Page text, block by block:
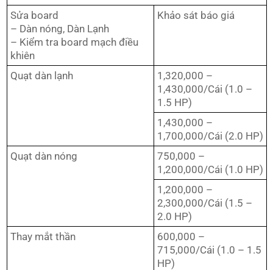
Sửa board
– Dàn nóng, Dàn Lạnh
– Kiểm tra board mạch điều
khiên
Khảo sát báo giá
Quạt dàn lạnh
1,320,000 –
1,430,000/Cái (1.0 –
1.5 HP)
1,430,000 –
1,700,000/Cái (2.0 HP)
Quạt dàn nóng
750,000 –
1,200,000/Cái (1.0 HP)
1,200,000 –
2,300,000/Cái (1.5 –
2.0 HP)
Thay mắt thần
600,000 –
715,000/Cái (1.0 – 1.5
HP)